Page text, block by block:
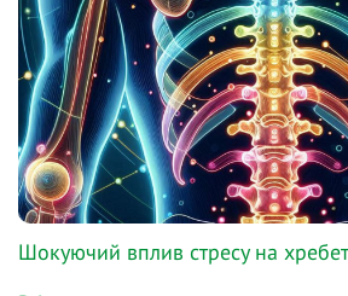
Шокуючий вплив стресу на хребет